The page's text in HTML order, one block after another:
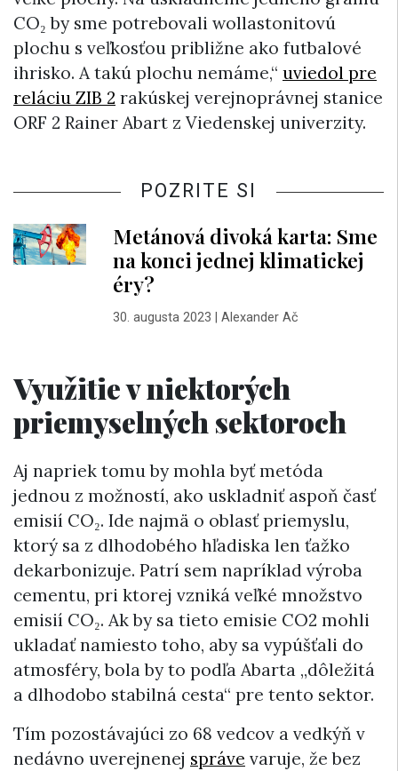
CO₂ by sme potrebovali wollastonitovú
plochu s veľkosťou približne ako futbalové
ihrisko. A takú plochu nemáme,“ uviedol pre
reláciu ZIB 2 rakúskej verejnoprávnej stanice
ORF 2 Rainer Abart z Viedenskej univerzity.
POZRITE SI
Metánová divoká karta: Sme
na konci jednej klimatickej
éry?
30. augusta 2023 Alexander Ač
Využitie v niektorých
priemyselných sektoroch
Aj napriek tomu by mohla byť metóda
jednou z možností, ako uskladniť aspoň časť
emisií CO₂. Ide najmä o oblasť priemyslu,
ktorý sa z dlhodobého hľadiska len ťažko
dekarbonizuje. Patrí sem napríklad výroba
cementu, pri ktorej vzniká veľké množstvo
emisií CO₂. Ak by sa tieto emisie CO2 mohli
ukladať namiesto toho, aby sa vypúšťali do
atmosféry, bola by to podľa Abarta „dôležitá
a dlhodobo stabilná cesta“ pre tento sektor.
Tím pozostávajúci zo 68 vedcov a vedkýň v
nedávno uverejnenej správe varuje, že bez